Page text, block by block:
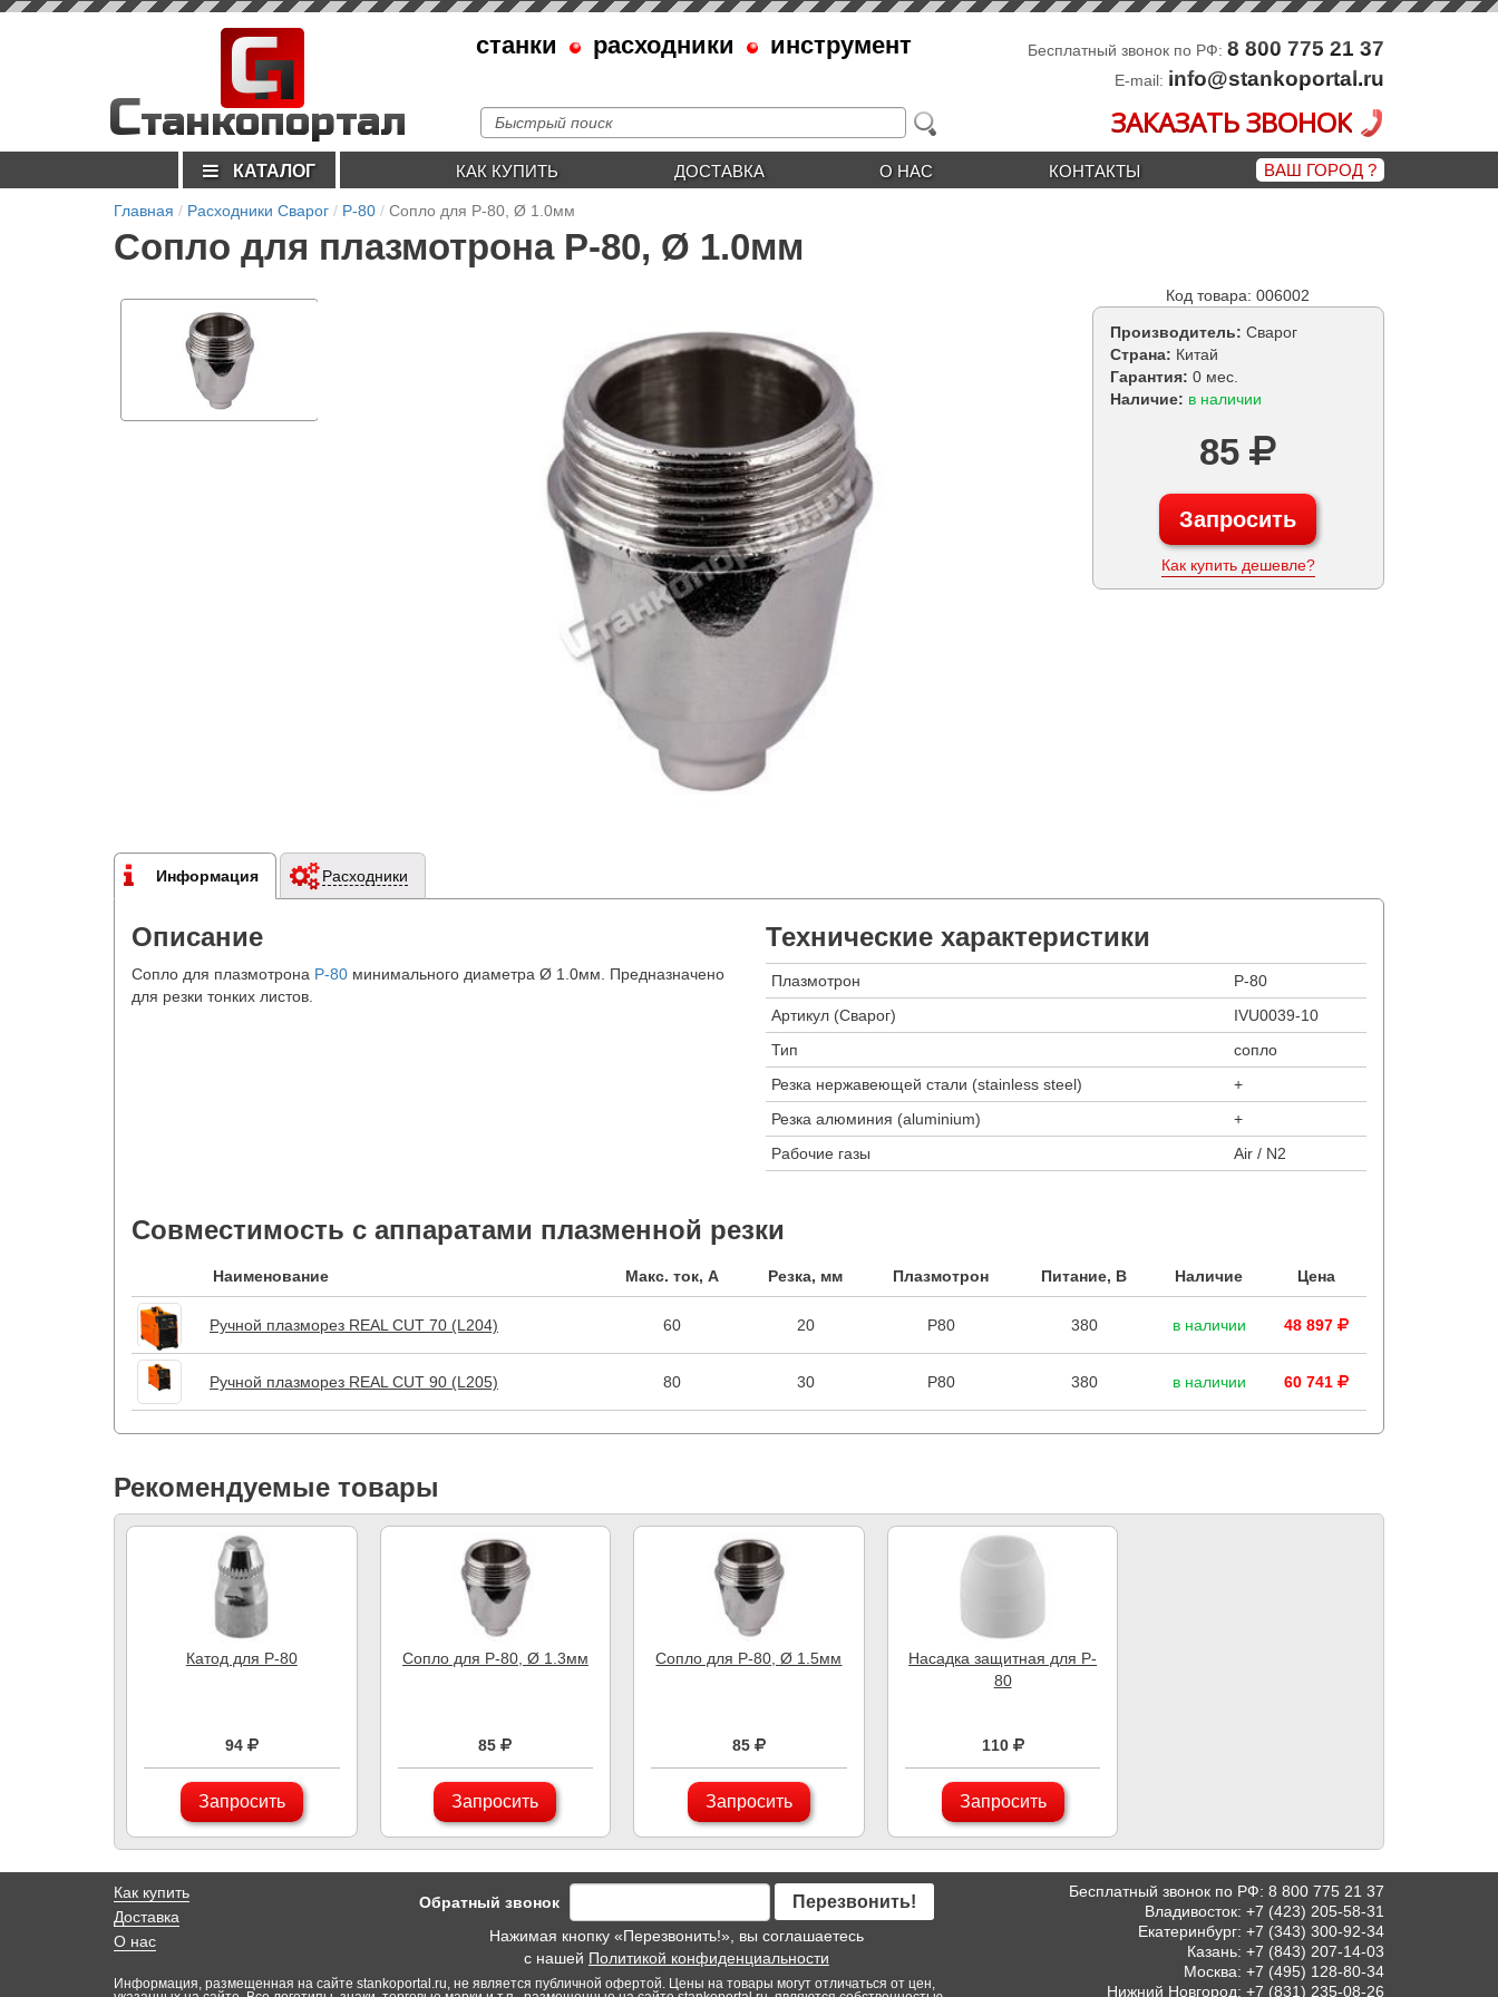
п
С
Станкопортал
станки расходники инструмент Бесплатный звонок по РФ: 8 800 775 21 37
E-mail: info@stankoportal.ru
ЗАКАЗАТЬ ЗВОНОК
КАТАЛОГ КАК КУПИТЬ ДОСТАВКА О НАС КОНТАКТЫ ВАШ ГОРОД?
Главная Расходники Сварог P-80 Сопло для P-80, Ø 1.0мм
Сопло для плазмотрона P-80, Ø 1.0мм
Код товара: 006002
Производитель: Сварог
Страна: Китай
Гарантия: 0 мес.
Наличие: в наличии
85
Запросить
Как купить дешевле?
Информация Расходники
Описание
Сопло для плазмотрона P-80 минимального диаметра Ø 1.0мм. Предназначено
для резки тонких листов.
Технические характеристики
Плазмотрон
P-80
Артикул (Сварог)
IVU0039-10
Тип
сопло
Резка нержавеющей стали (stainless steel)
+
Резка алюминия (aluminium)
+
Рабочие газы
Air / N2
Совместимость с аппаратами плазменной резки
Наименование Макс. ток, А Резка, мм Плазмотрон Питание, В Наличие Цена
Ручной плазморез REAL CUT 70 (L204) 60 20 P80 380 в наличии 48 897
Ручной плазморез REAL CUT 90 (L205) 80 30 P80 380 в наличии 60 741
Рекомендуемые товары
Катод для P-80
94
Запросить
Сопло для P-80, Ø 1.3мм
85
Запросить
Сопло для P-80, Ø 1.5мм
85
Запросить
Насадка защитная для P-
80
110
Запросить
Как купить
Доставка
О нас
Обратный звонок Перезвонить!
Нажимая кнопку «Перезвонить!», вы соглашаетесь
с нашей Политикой конфиденциальности
Информация, размещенная на сайте stankoportal.ru, не является публичной офертой. Цены на товары могут отличаться от цен,
Бесплатный звонок по РФ: 8 800 775 21 37
Владивосток: +7 (423) 205-58-31
Екатеринбург: +7 (343) 300-92-34
Казань: +7 (843) 207-14-03
Москва: +7 (495) 128-80-34
Нижний Новгород: +7 (831) 235-08-26